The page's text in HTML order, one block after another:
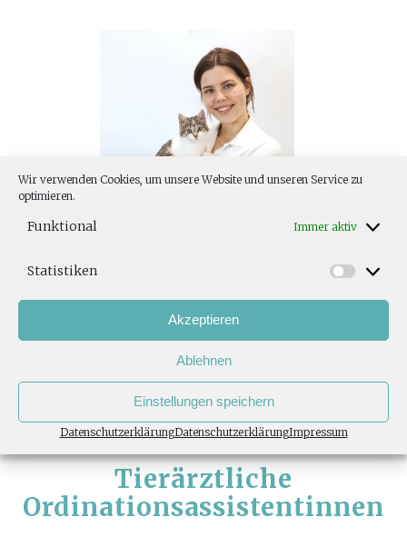
Wir verwenden Cookies, um unsere Website und unseren Service zu
optimieren.
Funktional Immer aktiv
Statistiken
Akzeptieren
Ablehnen
Einstellungen speichern
DatenschutzerklärungDatenschutzerklärungImpressum
Tierärztliche
Ordinationsassistentinnen